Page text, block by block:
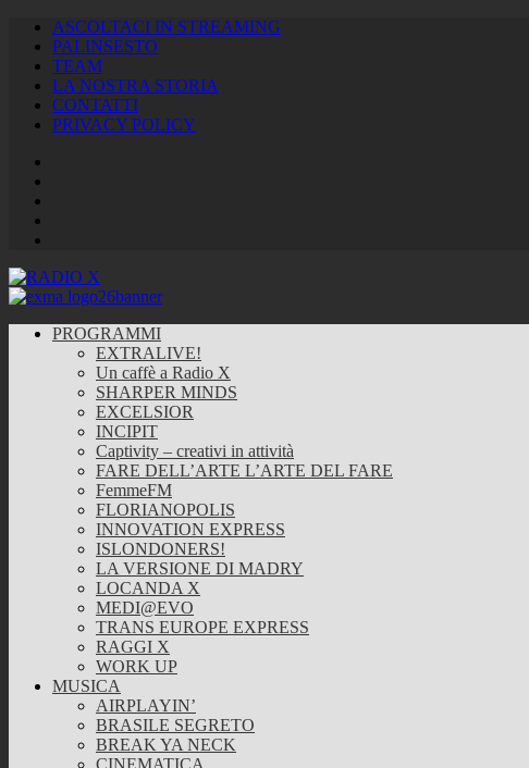
ASCOLTACI IN STREAMING
PALINSESTO
TEAM
LA NOSTRA STORIA
CONTATTI
PRIVACY POLICY
PROGRAMMI
EXTRALIVE!
Un caffè a Radio X
SHARPER MINDS
EXCELSIOR
INCIPIT
Captivity – creativi in attività
FARE DELL’ARTE L’ARTE DEL FARE
FemmeFM
FLORIANOPOLIS
INNOVATION EXPRESS
ISLONDONERS!
LA VERSIONE DI MADRY
LOCANDA X
MEDI@EVO
TRANS EUROPE EXPRESS
RAGGI X
WORK UP
MUSICA
AIRPLAYIN’
BRASILE SEGRETO
BREAK YA NECK
CINEMATICA